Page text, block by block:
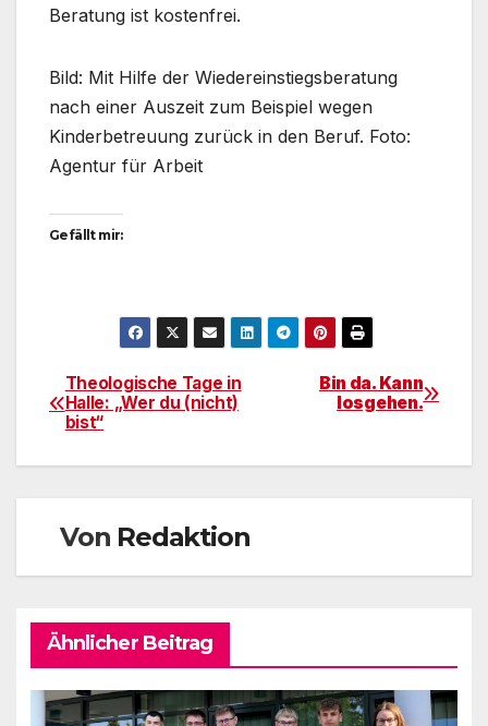
Beratung ist kostenfrei.
Bild: Mit Hilfe der Wiedereinstiegsberatung
nach einer Auszeit zum Beispiel wegen
Kinderbetreuung zurück in den Beruf. Foto:
Agentur für Arbeit
Gefällt mir:
BeitragsnavigationBin da. Kann
losgehen.
Theologische Tage in
Halle: „Wer du (nicht)
bist“
Von Redaktion
Ähnlicher Beitrag